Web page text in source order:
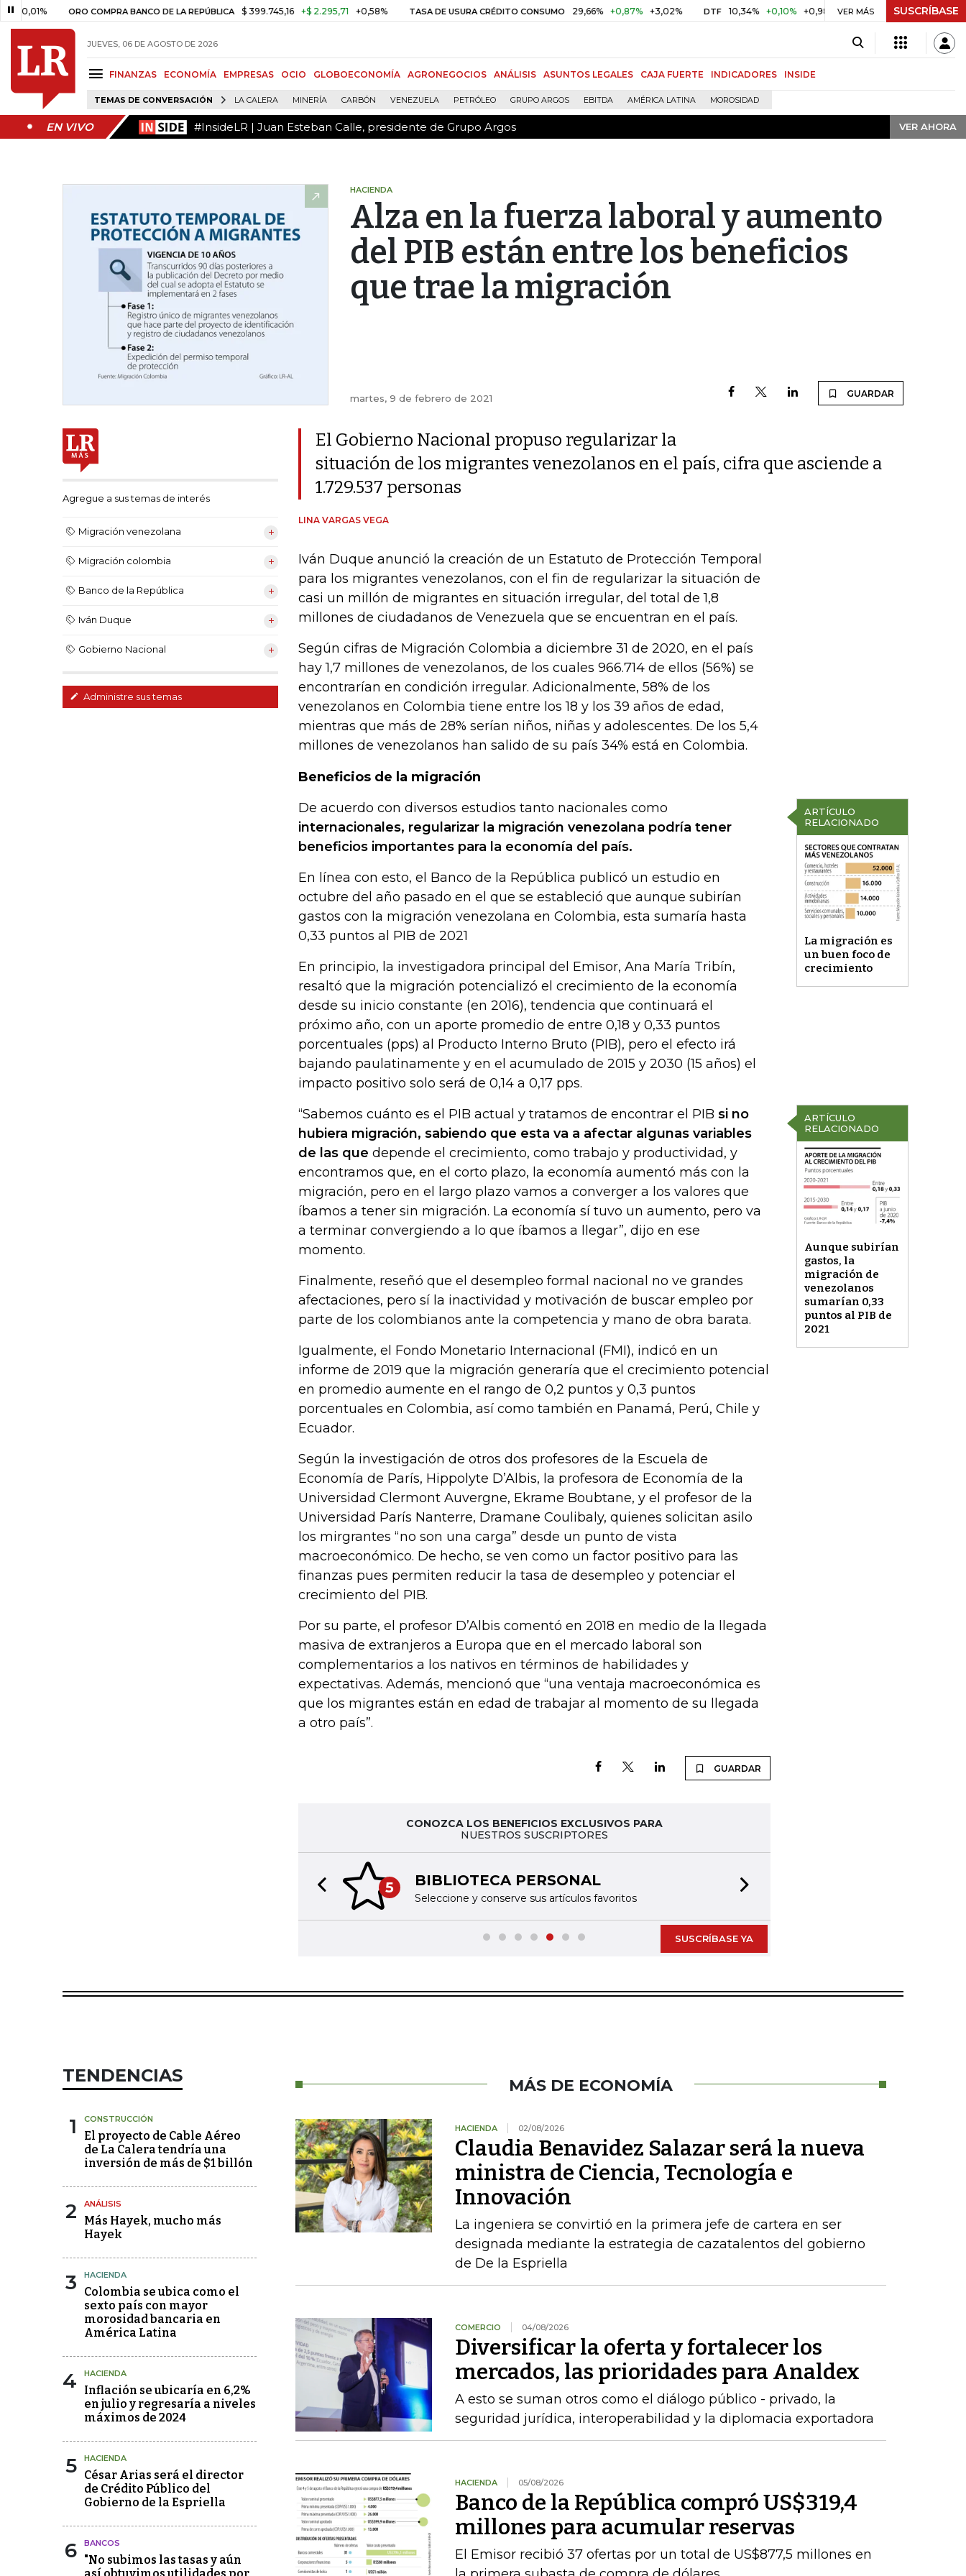
ORO COMPRA BANCO DE LA REPÚBLICA $ 399.745,16 +$ 2.295,71 +0,58% TASA DE USURA CRÉDITO CONSUMO 29,66% +0,87% +3,02% DTF 10,34% +0,10% +0,98% UVR $ 416,86 +$ 0,05 +0,01%
VER MÁS SUSCRÍBASE
JUEVES, 06 DE AGOSTO DE 2026
FINANZAS ECONOMÍA EMPRESAS OCIO GLOBOECONOMÍA AGRONEGOCIOS ANÁLISIS ASUNTOS LEGALES CAJA FUERTE INDICADORES INSIDE
TEMAS DE CONVERSACIÓN LA CALERA MINERÍA CARBÓN VENEZUELA PETRÓLEO GRUPO ARGOS EBITDA AMÉRICA LATINA MOROSIDAD
EN VIVO #InsideLR | Juan Esteban Calle, presidente de Grupo Argos VER AHORA
EN VIVO #InsideLR | Juan Esteban Calle, presidente de Grupo Argos VER AHORA
HACIENDA
Alza en la fuerza laboral y aumento
del PIB están entre los beneficios
que trae la migración
martes, 9 de febrero de 2021 GUARDAR
Agregue a sus temas de interés
Migración venezolana
Migración colombia
Banco de la República
Iván Duque
Gobierno Nacional
Administre sus temas
El Gobierno Nacional propuso regularizar la
situación de los migrantes venezolanos en el país, cifra que asciende a
1.729.537 personas
LINA VARGAS VEGA
Iván Duque anunció la creación de un Estatuto de Protección Temporal
para los migrantes venezolanos, con el fin de regularizar la situación de
casi un millón de migrantes en situación irregular, del total de 1,8
millones de ciudadanos de Venezuela que se encuentran en el país.
Según cifras de Migración Colombia a diciembre 31 de 2020, en el país
hay 1,7 millones de venezolanos, de los cuales 966.714 de ellos (56%) se
encontrarían en condición irregular. Adicionalmente, 58% de los
venezolanos en Colombia tiene entre los 18 y los 39 años de edad,
mientras que más de 28% serían niños, niñas y adolescentes. De los 5,4
millones de venezolanos han salido de su país 34% está en Colombia.
Beneficios de la migración
ARTÍCULO
RELACIONADO
La migración es
un buen foco de
crecimiento
De acuerdo con diversos estudios tanto nacionales como
internacionales, regularizar la migración venezolana podría tener
beneficios importantes para la economía del país.
En línea con esto, el Banco de la República publicó un estudio en
octubre del año pasado en el que se estableció que aunque subirían
gastos con la migración venezolana en Colombia, esta sumaría hasta
0,33 puntos al PIB de 2021
En principio, la investigadora principal del Emisor, Ana María Tribín,
resaltó que la migración potencializó el crecimiento de la economía
desde su inicio constante (en 2016), tendencia que continuará el
próximo año, con un aporte promedio de entre 0,18 y 0,33 puntos
porcentuales (pps) al Producto Interno Bruto (PIB), pero el efecto irá
bajando paulatinamente y en el acumulado de 2015 y 2030 (15 años) el
impacto positivo solo será de 0,14 a 0,17 pps.
ARTÍCULO
RELACIONADO
Aunque subirían
gastos, la
migración de
venezolanos
sumarían 0,33
puntos al PIB de
2021
“Sabemos cuánto es el PIB actual y tratamos de encontrar el PIB si no
hubiera migración, sabiendo que esta va a afectar algunas variables
de las que depende el crecimiento, como trabajo y productividad, y
encontramos que, en el corto plazo, la economía aumentó más con la
migración, pero en el largo plazo vamos a converger a los valores que
íbamos a tener sin migración. La economía sí tuvo un aumento, pero va
a terminar convergiendo a lo que íbamos a llegar”, dijo en ese
momento.
Finalmente, reseñó que el desempleo formal nacional no ve grandes
afectaciones, pero sí la inactividad y motivación de buscar empleo por
parte de los colombianos ante la competencia y mano de obra barata.
Igualmente, el Fondo Monetario Internacional (FMI), indicó en un
informe de 2019 que la migración generaría que el crecimiento potencial
en promedio aumente en el rango de 0,2 puntos y 0,3 puntos
porcentuales en Colombia, así como también en Panamá, Perú, Chile y
Ecuador.
Según la investigación de otros dos profesores de la Escuela de
Economía de París, Hippolyte D’Albis, la profesora de Economía de la
Universidad Clermont Auvergne, Ekrame Boubtane, y el profesor de la
Universidad París Nanterre, Dramane Coulibaly, quienes solicitan asilo
los mirgrantes “no son una carga” desde un punto de vista
macroeconómico. De hecho, se ven como un factor positivo para las
finanzas pues permiten reducir la tasa de desempleo y potenciar el
crecimiento del PIB.
Por su parte, el profesor D’Albis comentó en 2018 en medio de la llegada
masiva de extranjeros a Europa que en el mercado laboral son
complementarios a los nativos en términos de habilidades y
expectativas. Además, mencionó que “una ventaja macroeconómica es
que los migrantes están en edad de trabajar al momento de su llegada
a otro país”.
GUARDAR
CONOZCA LOS BENEFICIOS EXCLUSIVOS PARA
NUESTROS SUSCRIPTORES
5 BIBLIOTECA PERSONAL
Seleccione y conserve sus artículos favoritos
Previous slide
SUSCRÍBASE YA
TENDENCIAS
1 CONSTRUCCIÓN
El proyecto de Cable Aéreo
de La Calera tendría una
inversión de más de $1 billón
2 ANÁLISIS
Más Hayek, mucho más
Hayek
3 HACIENDA
Colombia se ubica como el
sexto país con mayor
morosidad bancaria en
América Latina
4 HACIENDA
Inflación se ubicaría en 6,2%
en julio y regresaría a niveles
máximos de 2024
5 HACIENDA
César Arias será el director
de Crédito Público del
Gobierno de la Espriella
6 BANCOS
"No subimos las tasas y aún
MÁS DE ECONOMÍA
HACIENDA 02/08/2026
Claudia Benavidez Salazar será la nueva
ministra de Ciencia, Tecnología e
Innovación
La ingeniera se convirtió en la primera jefe de cartera en ser
designada mediante la estrategia de cazatalentos del gobierno
de De la Espriella
COMERCIO 04/08/2026
Diversificar la oferta y fortalecer los
mercados, las prioridades para Analdex
A esto se suman otros como el diálogo público - privado, la
seguridad jurídica, interoperabilidad y la diplomacia exportadora
HACIENDA 05/08/2026
Banco de la República compró US$319,4
millones para acumular reservas
El Emisor recibió 37 ofertas por un total de US$877,5 millones en